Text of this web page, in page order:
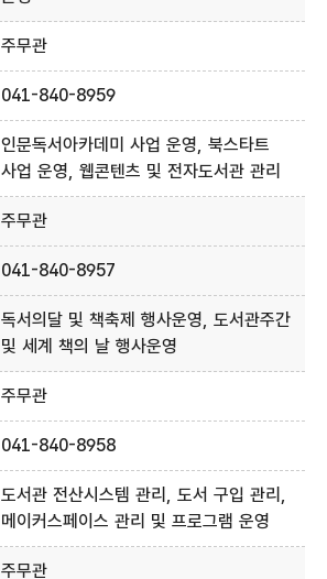
주무관
041-840-8959
인문독서아카데미 사업 운영, 북스타트
사업 운영, 웹콘텐츠 및 전자도서관 관리
주무관
041-840-8957
독서의달 및 책축제 행사운영, 도서관주간
및 세계 책의 날 행사운영
주무관
041-840-8958
도서관 전산시스템 관리, 도서 구입 관리,
메이커스페이스 관리 및 프로그램 운영
주무관